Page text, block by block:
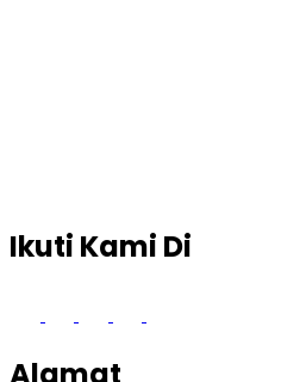
Ikuti Kami Di
Alamat